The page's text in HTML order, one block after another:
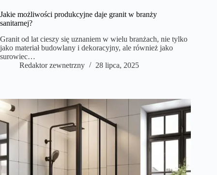
Jakie możliwości produkcyjne daje granit w branży
sanitarnej?
Granit od lat cieszy się uznaniem w wielu branżach, nie tylko
jako materiał budowlany i dekoracyjny, ale również jako
surowiec…
Redaktor zewnetrzny
28 lipca, 2025